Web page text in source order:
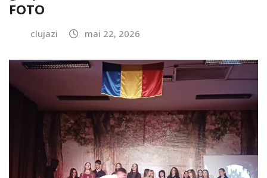
FOTO
clujazi mai 22, 2026